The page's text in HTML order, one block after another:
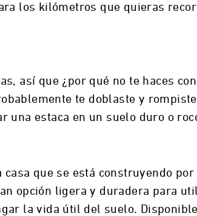
los kilómetros que quieras
así que ¿por qué no te haces
te doblaste y
una estaca en un suelo duro o
que se está construyendo por
opción ligera y duradera para
la vida útil del suelo.